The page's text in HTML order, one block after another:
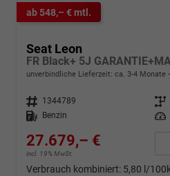
ab 548,– € mtl.
Seat Leon
unverbindliche Lieferzeit: ca. 3-4 Monate
Fahrzeugnr. 1344789 Getriebe
Kraftstoff
Benzin Leistung
27.679,– €
incl. 19% MwSt.
Verbrauch kombiniert: 5,80 l/